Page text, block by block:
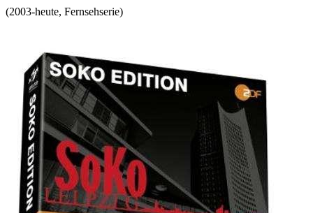
(2003-heute, Fernsehserie)